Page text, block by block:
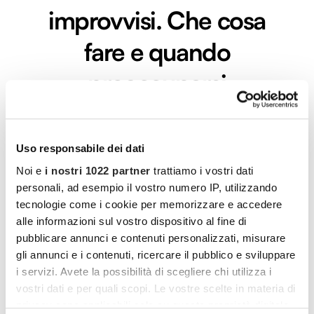
Uso responsabile dei dati
Noi e i nostri 1022 partner trattiamo i vostri dati
personali, ad esempio il vostro numero IP, utilizzando
tecnologie come i cookie per memorizzare e accedere
alle informazioni sul vostro dispositivo al fine di
pubblicare annunci e contenuti personalizzati, misurare
gli annunci e i contenuti, ricercare il pubblico e sviluppare
i servizi. Avete la possibilità di scegliere chi utilizza i
vostri dati e per quali scopi. Le vostre scelte in materia di
privacy sono applicabili solo su questa proprietà digitale
improvvisi. Che cosa
fare e quando
preoccuparsi
Che cosa sono, quali sono le possibili cause e come si